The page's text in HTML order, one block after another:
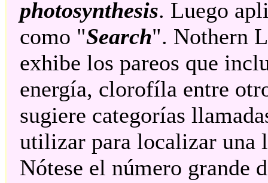
photosynthesis. Luego
como "Search". Nothern
exhibe los pareos que
energía, clorofíla entre
sugiere categorías
utilizar para localizar una
Nótese el número grande